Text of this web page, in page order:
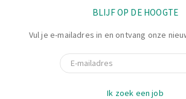
BLIJF OP DE HOOGTE
Vul je e-mailadres in en ontvang onze
E-mail
Ik zoek een job